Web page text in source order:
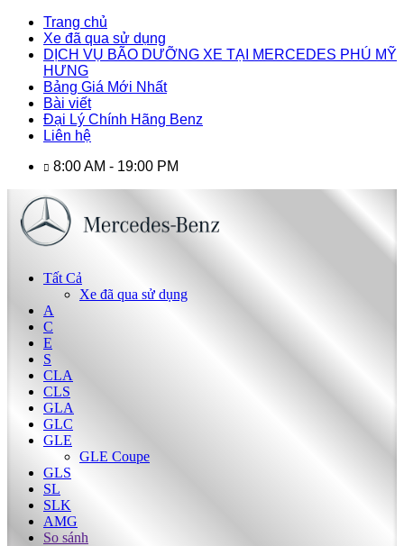
Trang chủ
Xe đã qua sử dụng
DỊCH VỤ BÃO DƯỠNG XE TẠI MERCEDES PHÚ MỸ
HƯNG
Bảng Giá Mới Nhất
Bài viết
Đại Lý Chính Hãng Benz
Liên hệ
8:00 AM - 19:00 PM
Tất Cả
Xe đã qua sử dụng
A
C
E
S
CLA
CLS
GLA
GLC
GLE
GLE Coupe
GLS
SL
SLK
AMG
So sánh